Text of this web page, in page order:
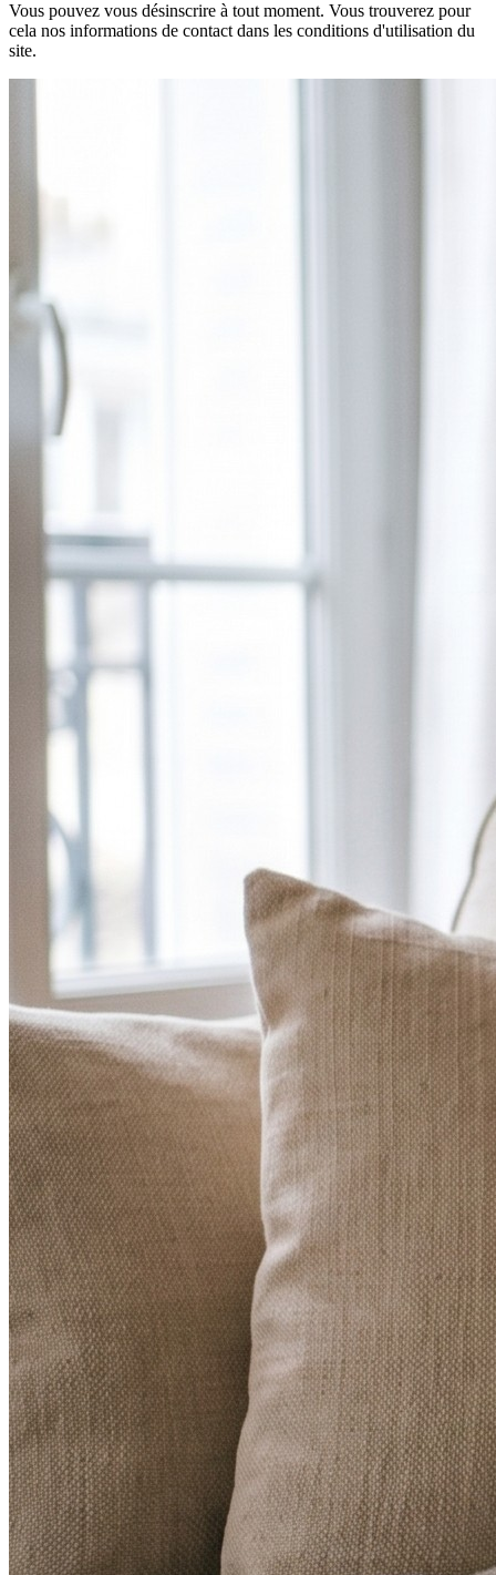
Vous pouvez vous désinscrire à tout moment. Vous trouverez pour
cela nos informations de contact dans les conditions d'utilisation du
site.